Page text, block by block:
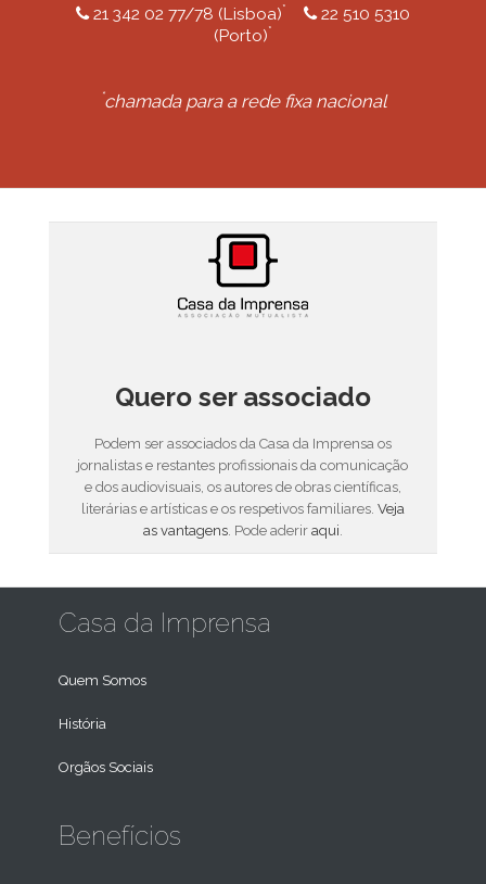
21 342 02 77/78 (Lisboa)*
22 510 5310
(Porto)*
*chamada para a rede fixa nacional
Quero ser associado
Podem ser associados da Casa da Imprensa os
jornalistas e restantes profissionais da comunicação
e dos audiovisuais, os autores de obras científicas,
literárias e artísticas e os respetivos familiares. Veja
as vantagens. Pode aderir aqui.
Casa da Imprensa
Quem Somos
História
Orgãos Sociais
Benefícios